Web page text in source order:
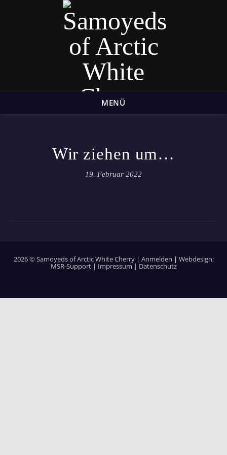
MENÜ
Wir ziehen um…
19. Februar 2022
2026 © Samoyeds of Arctic White Cherry | Anmelden | Webdesign:
MSR-Support| Impressum|Datenschutz